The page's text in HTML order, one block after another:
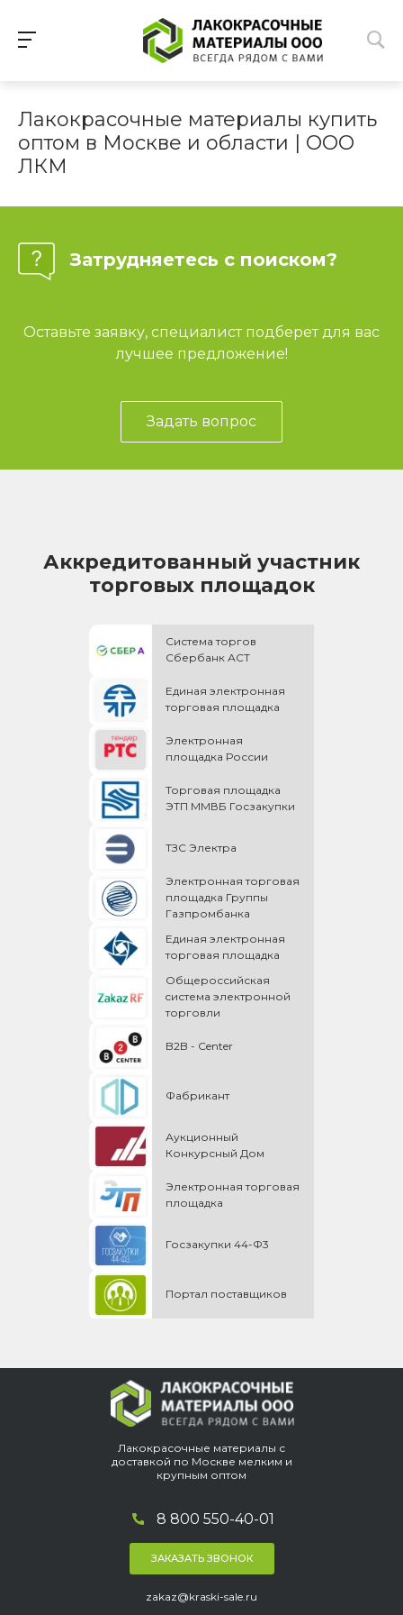
Лакокрасочные материалы купить
оптом в Москве и области | ООО
ЛКМ
Затрудняетесь с поиском?
Оставьте заявку, специалист подберет для вас
лучшее предложение!
Задать вопрос
Аккредитованный участник
торговых площадок
Система торгов
Сбербанк АСТ
Единая электронная
торговая площадка
Электронная
площадка России
Торговая площадка
ЭТП ММВБ Госзакупки
ТЗС Электра
Электронная торговая
площадка Группы
Газпромбанка
Единая электронная
торговая площадка
Общероссийская
cистема электронной
торговли
B2B - Center
Фабрикант
Аукционный
Конкурсный Дом
Электронная торговая
площадка
Госзакупки 44-Ф3
Портал поставщиков
Лакокрасочные материалы с
доставкой по Москве мелким и
крупным оптом
8 800 550-40-01
ЗАКАЗАТЬ ЗВОНОК
zakaz@kraski-sale.ru